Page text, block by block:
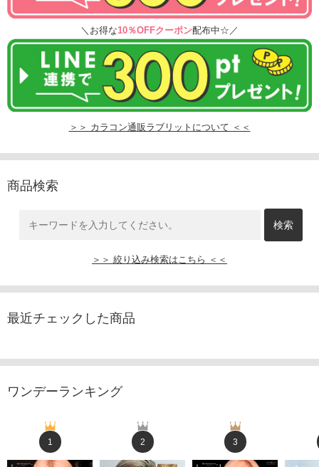
＼お得な10％OFFクーポン配布中☆／
＞＞ カラコン通販ラブリットについて ＜＜
商品検索
＞＞ 絞り込み検索はこちら ＜＜
最近チェックした商品
ワンデーランキング
1 2 3